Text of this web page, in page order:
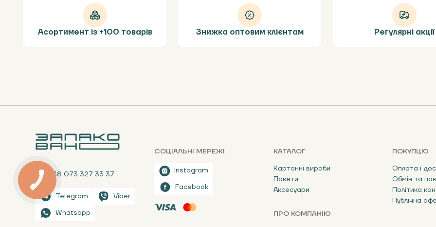
Асортимент із +100 товарів Знижка оптовим клієнтам Регулярні акції
+38 073 327 33 37
Telegram
Viber
Whatsapp
СОЦІАЛЬНІ МЕРЕЖІ
Instagram
Facebook
КАТАЛОГ
Картонні вироби
Пакети
Аксесуари
ПРО КОМПАНІЮ
ПОКУПЦЮ
Оплата і
Обмін та
Політика
Публічна